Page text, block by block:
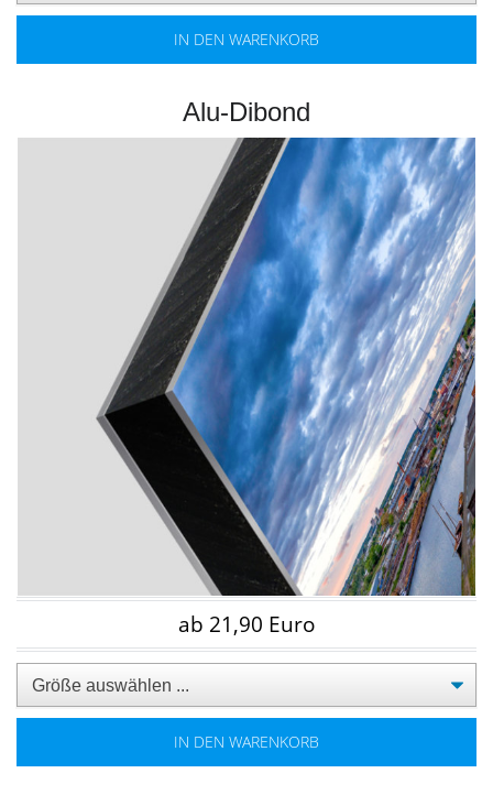
IN DEN WARENKORB
Alu-Dibond
ab 21,90 Euro
IN DEN WARENKORB